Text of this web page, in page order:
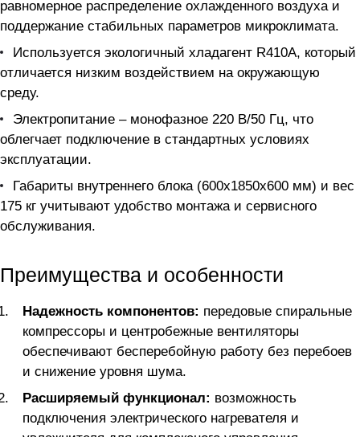
равномерное распределение охлажденного воздуха и
поддержание стабильных параметров микроклимата.
Используется экологичный хладагент R410A, который
отличается низким воздействием на окружающую
среду.
Электропитание – монофазное 220 В/50 Гц, что
облегчает подключение в стандартных условиях
эксплуатации.
Габариты внутреннего блока (600x1850x600 мм) и вес
175 кг учитывают удобство монтажа и сервисного
обслуживания.
Преимущества и особенности
Надежность компонентов: передовые спиральные
компрессоры и центробежные вентиляторы
обеспечивают бесперебойную работу без перебоев
и снижение уровня шума.
Расширяемый функционал: возможность
подключения электрического нагревателя и